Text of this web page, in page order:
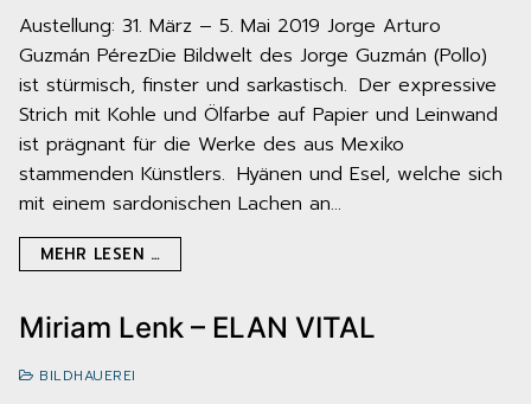
Austellung: 31. März – 5. Mai 2019 Jorge Arturo
Guzmán PérezDie Bildwelt des Jorge Guzmán (Pollo)
ist stürmisch, finster und sarkastisch. Der expressive
Strich mit Kohle und Ölfarbe auf Papier und Leinwand
ist prägnant für die Werke des aus Mexiko
stammenden Künstlers. Hyänen und Esel, welche sich
mit einem sardonischen Lachen an…
MEHR LESEN …
Miriam Lenk – ELAN VITAL
BILDHAUEREI